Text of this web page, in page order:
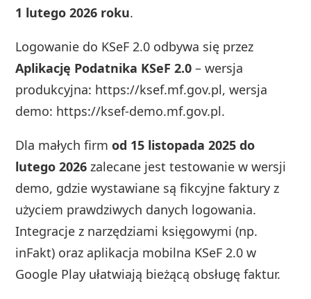
1 lutego 2026 roku.
Logowanie do KSeF 2.0 odbywa się przez
Aplikację Podatnika KSeF 2.0 – wersja
produkcyjna: https://ksef.mf.gov.pl, wersja
demo: https://ksef-demo.mf.gov.pl.
Dla małych firmod 15 listopada 2025 do
lutego 2026 zalecane jest testowanie w wersji
demo, gdzie wystawiane są fikcyjne faktury z
użyciem prawdziwych danych logowania.
Integracje z narzędziami księgowymi (np.
inFakt) oraz aplikacja mobilna KSeF 2.0 w
Google Play ułatwiają bieżącą obsługę faktur.